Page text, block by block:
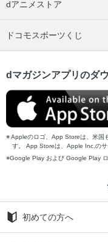
dアニメストア
ドコモスポーツくじ
dマガジンアプリのダ
Appleのロゴ、App Storeは、米国
す。 App Storeは、Apple Inc.のサ
Google Play および Google Play
初めての方へ